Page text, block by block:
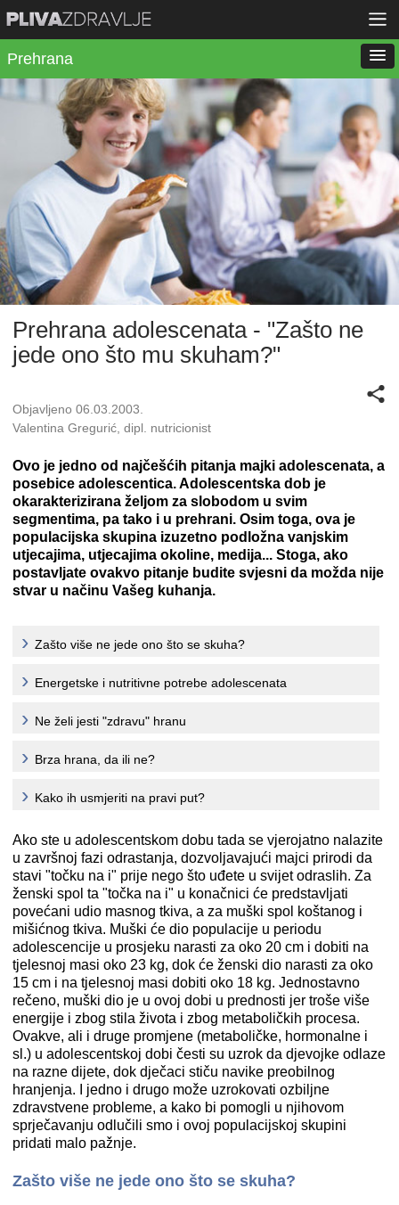
Prehrana
Prehrana adolescenata - "Zašto ne
jede ono što mu skuham?"
Objavljeno 06.03.2003.
Valentina Gregurić, dipl. nutricionist
Ovo je jedno od najčešćih pitanja majki adolescenata, a
posebice adolescentica. Adolescentska dob je
okarakterizirana željom za slobodom u svim
segmentima, pa tako i u prehrani. Osim toga, ova je
populacijska skupina izuzetno podložna vanjskim
utjecajima, utjecajima okoline, medija... Stoga, ako
postavljate ovakvo pitanje budite svjesni da možda nije
stvar u načinu Vašeg kuhanja.
Zašto više ne jede ono što se skuha?
Energetske i nutritivne potrebe adolescenata
Ne želi jesti "zdravu" hranu
Brza hrana, da ili ne?
Kako ih usmjeriti na pravi put?
Ako ste u adolescentskom dobu tada se vjerojatno nalazite
u završnoj fazi odrastanja, dozvoljavajući majci prirodi da
stavi "točku na i" prije nego što uđete u svijet odraslih. Za
ženski spol ta "točka na i" u konačnici će predstavljati
povećani udio masnog tkiva, a za muški spol koštanog i
mišićnog tkiva. Muški će dio populacije u periodu
adolescencije u prosjeku narasti za oko 20 cm i dobiti na
tjelesnoj masi oko 23 kg, dok će ženski dio narasti za oko
15 cm i na tjelesnoj masi dobiti oko 18 kg. Jednostavno
rečeno, muški dio je u ovoj dobi u prednosti jer troše više
energije i zbog stila života i zbog metaboličkih procesa.
Ovakve, ali i druge promjene (metaboličke, hormonalne i
sl.) u adolescentskoj dobi česti su uzrok da djevojke odlaze
na razne dijete, dok dječaci stiču navike preobilnog
hranjenja. I jedno i drugo može uzrokovati ozbiljne
zdravstvene probleme, a kako bi pomogli u njihovom
sprječavanju odlučili smo i ovoj populacijskoj skupini
pridati malo pažnje.
Zašto više ne jede ono što se skuha?